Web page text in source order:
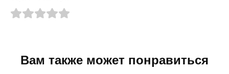
Вам также может понравиться